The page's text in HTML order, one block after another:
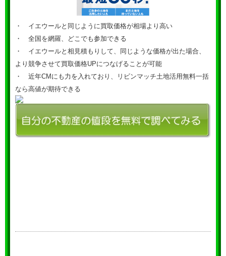
・ イエウールと同じように買取価格が相場より高い
・ 全国を網羅、どこでも参加できる
・ イエウールと相見積もりして、同じような価格が出た場合、
より競争させて買取価格UPにつなげることが可能
・ 近年CMにも力を入れており、リビンマッチ土地活用無料一括
なら高値が期待できる